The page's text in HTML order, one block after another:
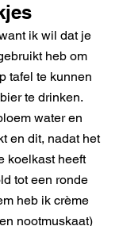
ik wil dat je
heb om
tafel te kunnen
te drinken.
water en
en dit, nadat het
koelkast heeft
tot een ronde
heb ik crème
nootmuskaat)